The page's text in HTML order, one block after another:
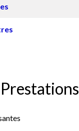
Prestations